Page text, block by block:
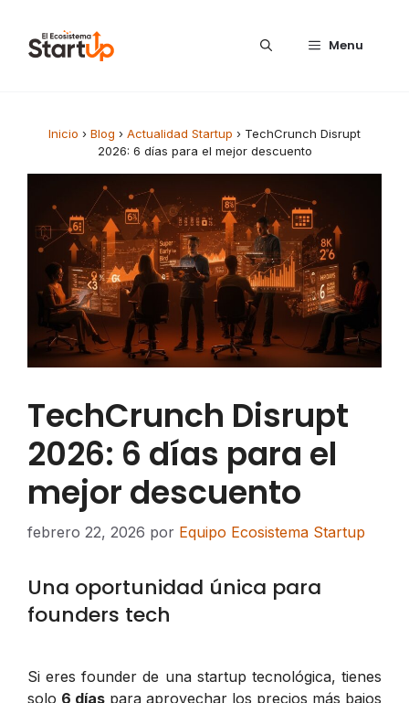
Menu
Inicio › Blog › Actualidad Startup › TechCrunch Disrupt
2026: 6 días para el mejor descuento
TechCrunch Disrupt
2026: 6 días para el
mejor descuento
febrero 22, 2026 por Equipo Ecosistema Startup
Una oportunidad única para
founders tech
Si eres founder de una startup tecnológica, tienes
solo 6 días para aprovechar los precios más bajos